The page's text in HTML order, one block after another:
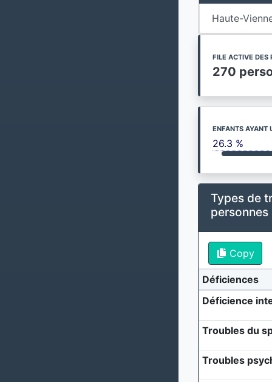
Haute-
FILE ACTIVE DES
270
ENFANTS AYANT
26.3 %
Types de
Copy
Déficiences
Déficience
Troubles du
Troubles